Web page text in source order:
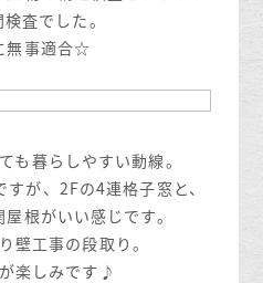
査でした。
無事適合☆
も暮らしやすい動線。
が、2Fの4連格子窓と、
根がいい感じです。
壁工事の段取り。
楽しみです♪